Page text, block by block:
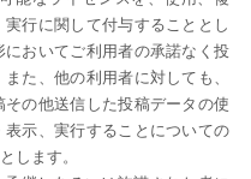
行に関して付与することとし
おいてご利用者の承諾なく投
た、他の利用者に対しても、
の他送信した投稿データの使
示、実行することについての
します。